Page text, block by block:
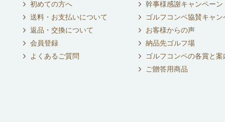
初めての方へ
送料・お支払いについて
返品・交換について
会員登録
よくあるご質問
幹事様感謝キャンペーン
ゴルフコンペ協賛キャン
お客様からの声
納品先ゴルフ場
ゴルフコンペの各賞と案
ご贈答用商品